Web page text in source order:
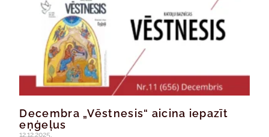
Decembra „Vēstnesis“ aicina iepazīt
eņģeļus
12.12.2025.